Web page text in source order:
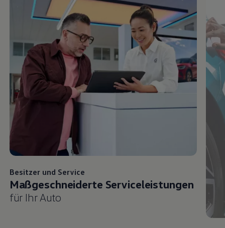
Besitzer und Service
Maßgeschneiderte Serviceleistungen
für Ihr Auto